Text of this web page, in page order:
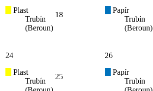
Plast
Trubín
(Beroun)
18
Papír
Trubín
(Beroun)
24
Plast
Trubín
25
26
Papír
Trubín